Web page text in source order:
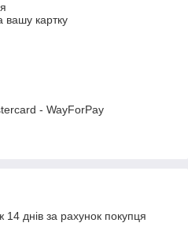
вашу картку
- WayForPay
днів за рахунок покупця